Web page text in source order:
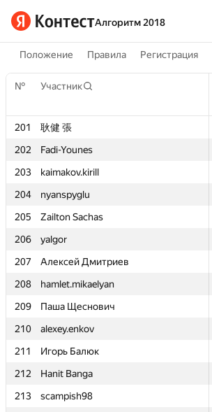
Алгоритм 2018
Положение Правила Регистрация
№ Участник
201 耿健 張
202
Fadi-Younes
203
kaimakov.kirill
204
nyanspyglu
205
Zailton Sachas
206
yalgor
207
Алексей Дмитриев
208
hamlet.mikaelyan
209
Паша Щеснович
210
alexey.enkov
211
Игорь Балюк
212
Hanit Banga
213
scampish98
№ Участник
201 耿健 張
202
Fadi-Younes
203
kaimakov.kirill
204
nyanspyglu
205
Zailton Sachas
206
yalgor
207
Алексей Дмитриев
208
hamlet.mikaelyan
209
Паша Щеснович
210
alexey.enkov
211
Игорь Балюк
212
Hanit Banga
213
scampish98